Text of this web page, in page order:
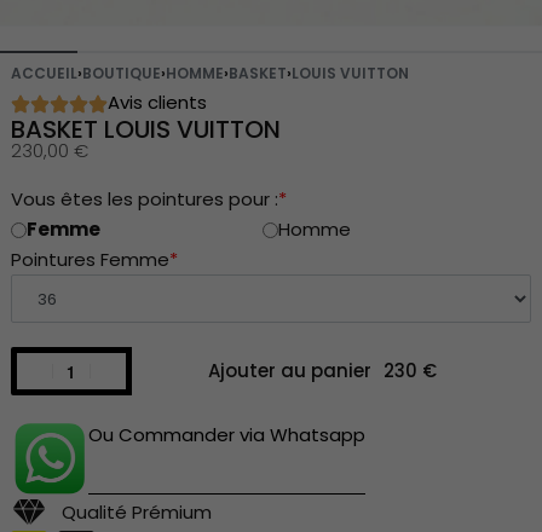
ACCUEIL›BOUTIQUE›HOMME›BASKET›LOUIS VUITTON
Avis clients
BASKET LOUIS VUITTON
230,00 €
*
Vous êtes les pointures pour :
Femme
Homme
*
Pointures Femme
Ajouter au panier
Ou Commander via Whatsapp
Qualité Prémium